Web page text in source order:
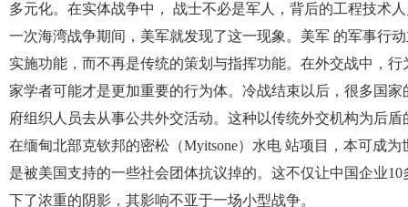
多元化。在实体战争中， 战士不必是军人，背后的工程技术
一次海湾战争期间，美军就发现了这一现象。美军 的军事行
实施功能，而不再是传统的策划与指挥功能。在外交战中，
家学者可能才是更加重要的行为体。冷战结束以后，很多国
府组织人员去从事公共外交活动。这种以传统外交机构为后
在缅甸北部克钦邦的密松（Myitsone）水电 站项目，本可成
是被美国支持的一些社会团体抗议掉的。这不仅让中国企业
下了浓重的阴影，其影响不亚于一场小型战争。